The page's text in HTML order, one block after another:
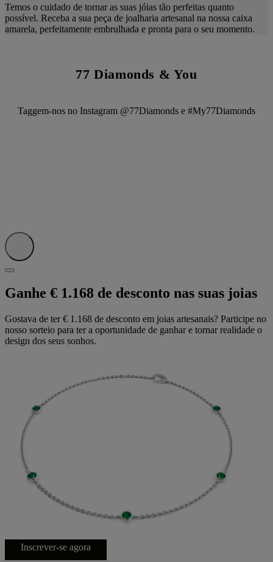
Temos o cuidado de tornar as suas jóias tão perfeitas quanto
possível. Receba a sua peça de joalharia artesanal na nossa caixa
amarela, perfeitamente embrulhada e pronta para o seu momento.
77 Diamonds & You
Taggem-nos no Instagram @77Diamonds e #My77Diamonds
Ganhe € 1.168 de desconto nas suas joias
Gostava de ter € 1.168 de desconto em joias artesanais? Participe no
nosso sorteio para ter a oportunidade de ganhar e tornar realidade o
design dos seus sonhos.
Inscrever-se agora